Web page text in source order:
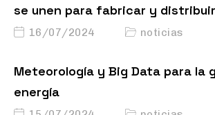
se unen para fabricar y
16/07/2024 noticias
Meteorología y Big Data para la
energía